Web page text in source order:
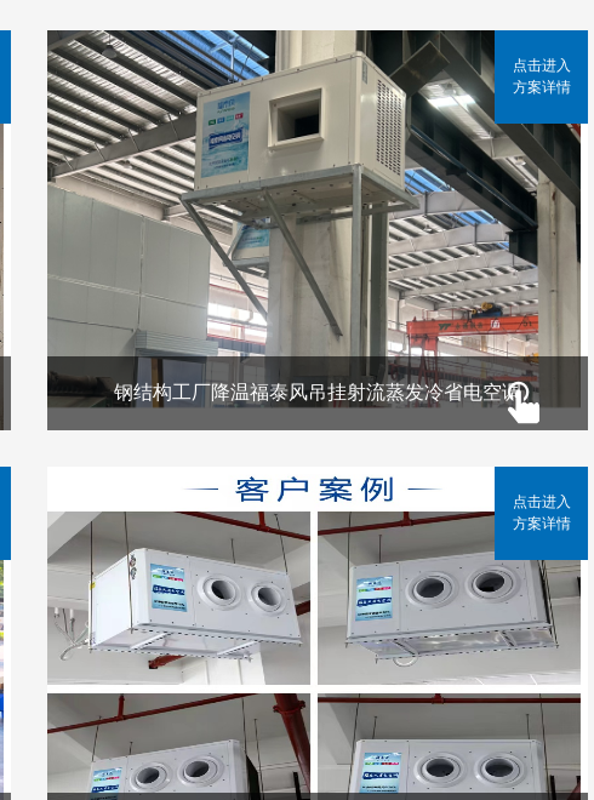
钢结构工厂降温福泰风吊挂射流蒸发冷省电空调
点击进入
方案详情
点击进入
方案详情